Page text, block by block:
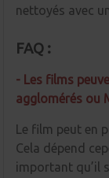
nettoyés avec
FAQ :
- Les films
agglomérés ou
Le film peut en
Cela dépend
important qu’il